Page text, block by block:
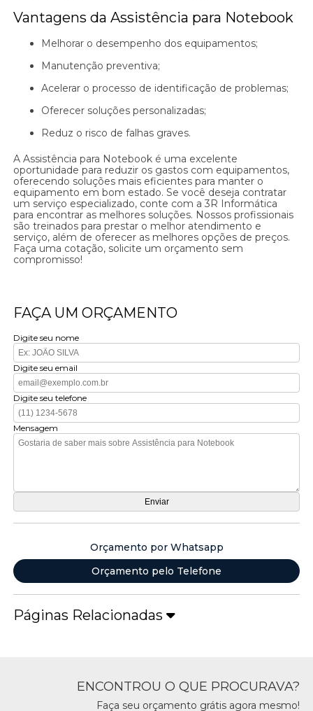
Vantagens da Assistência para Notebook
Melhorar o desempenho dos equipamentos;
Manutenção preventiva;
Acelerar o processo de identificação de problemas;
Oferecer soluções personalizadas;
Reduz o risco de falhas graves.
A Assistência para Notebook é uma excelente
oportunidade para reduzir os gastos com equipamentos,
oferecendo soluções mais eficientes para manter o
equipamento em bom estado. Se você deseja contratar
um serviço especializado, conte com a 3R Informática
para encontrar as melhores soluções. Nossos profissionais
são treinados para prestar o melhor atendimento e
serviço, além de oferecer as melhores opções de preços.
Faça uma cotação, solicite um orçamento sem
compromisso!
FAÇA UM ORÇAMENTO
Digite seu nome
Digite seu email
Digite seu telefone
Mensagem
Orçamento por Whatsapp
Orçamento pelo Telefone
Páginas Relacionadas
ENCONTROU O QUE PROCURAVA?
Faça seu orçamento grátis agora mesmo!